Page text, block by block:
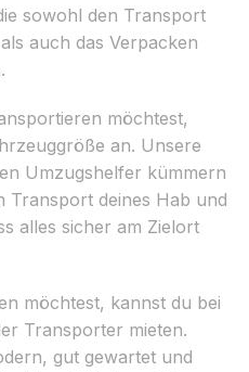
sowohl den Transport
auch das Verpacken
möchtest,
an. Unsere
Umzugshelfer kümmern
Transport deines Hab und
alles sicher am Zielort
möchtest, kannst du bei
Transporter mieten.
gut gewartet und